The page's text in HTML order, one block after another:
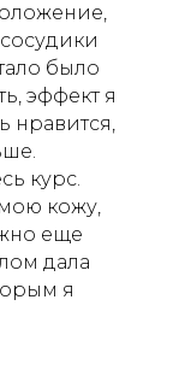
было
эффект я
нравится,
курс.
кожу,
еще
дала
я